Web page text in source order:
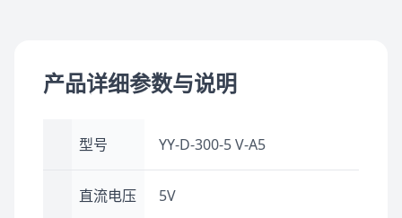
产品详细参数与说明
型号 YY-D-300-5 V-A5
直流电压 5V